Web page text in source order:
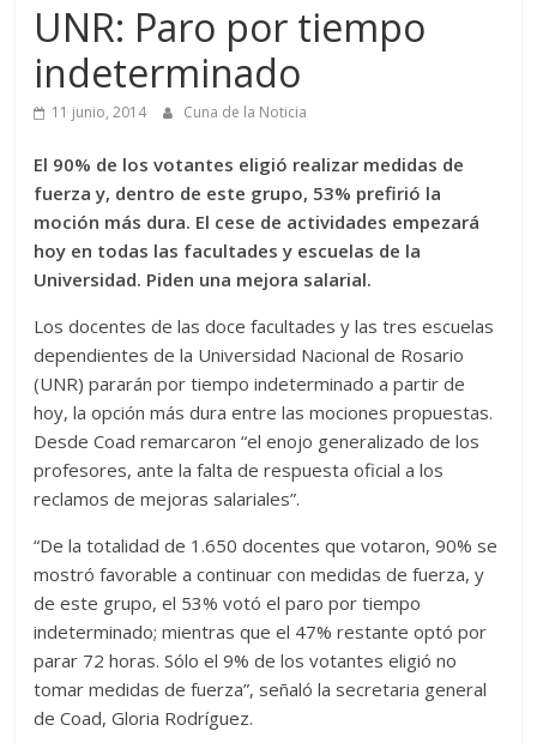
UNR: Paro por tiempo
indeterminado
11 junio, 2014 Cuna de la Noticia
El 90% de los votantes eligió realizar medidas de
fuerza y, dentro de este grupo, 53% prefirió la
moción más dura. El cese de actividades empezará
hoy en todas las facultades y escuelas de la
Universidad. Piden una mejora salarial.
Los docentes de las doce facultades y las tres escuelas
dependientes de la Universidad Nacional de Rosario
(UNR) pararán por tiempo indeterminado a partir de
hoy, la opción más dura entre las mociones propuestas.
Desde Coad remarcaron “el enojo generalizado de los
profesores, ante la falta de respuesta oficial a los
reclamos de mejoras salariales”.
“De la totalidad de 1.650 docentes que votaron, 90% se
mostró favorable a continuar con medidas de fuerza, y
de este grupo, el 53% votó el paro por tiempo
indeterminado; mientras que el 47% restante optó por
parar 72 horas. Sólo el 9% de los votantes eligió no
tomar medidas de fuerza”, señaló la secretaria general
de Coad, Gloria Rodríguez.